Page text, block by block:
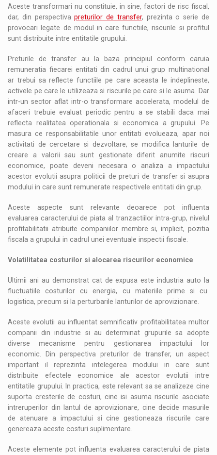
Aceste transformari nu constituie, in sine, factori de risc fiscal,
dar, din perspectivapreturilor de transfer, prezinta o serie de
provocari legate de modul in care functiile, riscurile si profitul
sunt distribuite intre entitatile grupului.
Preturile de transfer au la baza principiul conform caruia
remuneratia fiecarei entitati din cadrul unui grup multinational
ar trebui sa reflecte functiile pe care aceasta le indeplineste,
activele pe care le utilizeaza si riscurile pe care si le asuma. Dar
intr-un sector aflat intr-o transformare accelerata, modelul de
afaceri trebuie evaluat periodic pentru a se stabili daca mai
reflecta realitatea operationala si economica a grupului. Pe
masura ce responsabilitatile unor entitati evolueaza, apar noi
activitati de cercetare si dezvoltare, se modifica lanturile de
creare a valorii sau sunt gestionate diferit anumite riscuri
economice, poate deveni necesara o analiza a impactului
acestor evolutii asupra politicii de preturi de transfer si asupra
modului in care sunt remunerate respectivele entitati din grup.
Aceste aspecte sunt relevante deoarece pot influenta
evaluarea caracterului de piata al tranzactiilor intra-grup, nivelul
profitabilitatii atribuite companiilor membre si, implicit, pozitia
fiscala a grupului in cadrul unei eventuale inspectii fiscale.
Volatilitatea costurilor si alocarea riscurilor economice
Ultimii ani au demonstrat cat de expusa este industria auto la
fluctuatiile costurilor cu energia, cu materiile prime si cu
logistica, precum si la perturbarile lanturilor de aprovizionare.
Aceste evolutii au influentat semnificativ profitabilitatea multor
companii din industrie si au determinat grupurile sa adopte
diverse mecanisme pentru gestionarea impactului lor
economic. Din perspectiva preturilor de transfer, un aspect
important il reprezinta intelegerea modului in care sunt
distribuite efectele economice ale acestor evolutii intre
entitatile grupului. In practica, este relevant sa se analizeze cine
suporta cresterile de costuri, cine isi asuma riscurile asociate
intreruperilor din lantul de aprovizionare, cine decide masurile
de atenuare a impactului si cine gestioneaza riscurile care
genereaza aceste costuri suplimentare.
Aceste elemente pot influenta evaluarea caracterului de piata